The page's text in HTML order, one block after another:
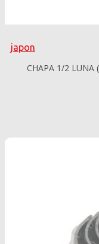
japon
CHAPA 1/2 LUNA